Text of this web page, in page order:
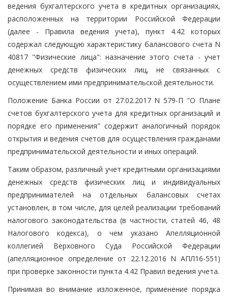
ведения бухгалтерского учета в кредитных организациях,
расположенных на территории Российской Федерации
(далее - Правила ведения учета), пункт 4.42 которых
содержал следующую характеристику балансового счета N
40817 "Физические лица": назначение этого счета - учет
денежных средств физических лиц, не связанных с
осуществлением ими предпринимательской деятельности.
Положение Банка России от 27.02.2017 N 579-П "О Плане
счетов бухгалтерского учета для кредитных организаций и
порядке его применения" содержит аналогичный порядок
открытия и ведения счетов для осуществления гражданами
предпринимательской деятельности и иных операций.
Таким образом, различный учет кредитными организациями
денежных средств физических лиц и индивидуальных
предпринимателей на отдельных балансовых счетах
установлен, в том числе, для целей реализации требований
налогового законодательства (в частности, статей 46, 48
Налогового кодекса), о чем указано Апелляционной
коллегией Верховного Суда Российской Федерации
(апелляционное определение от 22.12.2016 N АПЛ16-551)
при проверке законности пункта 4.42 Правил ведения учета.
Принимая во внимание изложенное, применение порядка